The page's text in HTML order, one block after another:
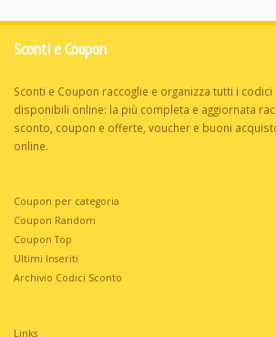
Sconti e Coupon
Sconti e Coupon raccoglie e organizza tutti i
disponibili online: la più completa e aggiornata
sconto, coupon e offerte, voucher e buoni
online.
Coupon per categoria
Coupon Random
Coupon Top
Ultimi Inseriti
Archivio Codici Sconto
Links